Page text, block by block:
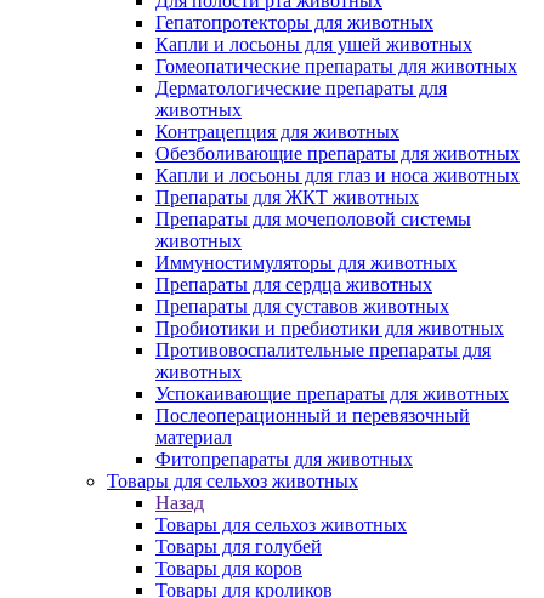
Гепатопротекторы для животных
Капли и лосьоны для ушей животных
Гомеопатические препараты для животных
Дерматологические препараты для
животных
Контрацепция для животных
Обезболивающие препараты для животных
Капли и лосьоны для глаз и носа животных
Препараты для ЖКТ животных
Препараты для мочеполовой системы
животных
Иммуностимуляторы для животных
Препараты для сердца животных
Препараты для суставов животных
Пробиотики и пребиотики для животных
Противовоспалительные препараты для
животных
Успокаивающие препараты для животных
Послеоперационный и перевязочный
материал
Фитопрепараты для животных
Товары для сельхоз животных
Назад
Товары для сельхоз животных
Товары для голубей
Товары для коров
Товары для кроликов